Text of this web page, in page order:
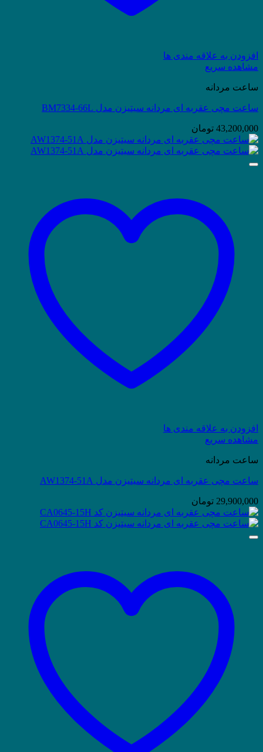
افزودن به علاقه مندی ها
مشاهده سریع
ساعت مردانه
ساعت مچی عقربه ای مردانه سیتیزن مدل BM7334-66L
43,200,000 تومان
افزودن به علاقه مندی ها
مشاهده سریع
ساعت مردانه
ساعت مچی عقربه ای مردانه سیتیزن مدل AW1374-51A
29,900,000 تومان